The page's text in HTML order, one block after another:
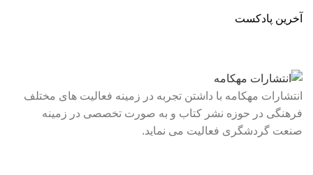
آخرین پادکست
انتشارات مهکامه با داشتن تجربه در زمینه فعالیت های مختلف
فرهنگی در حوزه نشر کتاب و به صورت تخصصی در زمینه
صنعت گردشگری فعالیت می نماید.